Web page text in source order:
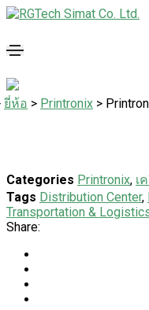
ยี่ห้อ > Printronix >
Categories Printronix, เ
Tags Distribution Center,
Transportation &
Share: